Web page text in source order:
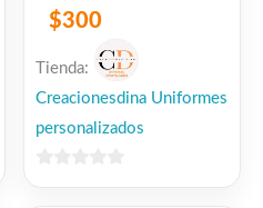
$300
Tienda:
Creacionesdina Uniformes
personalizados